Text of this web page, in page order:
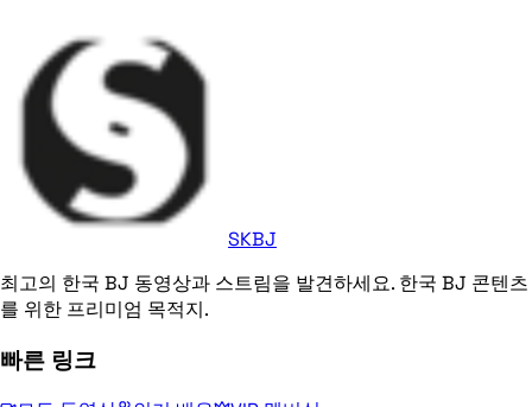
SKBJ
최고의 한국 BJ 동영상과 스트림을 발견하세요. 한국 BJ 콘텐츠
를 위한 프리미엄 목적지.
빠른 링크